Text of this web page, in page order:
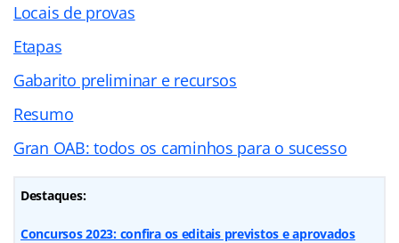
Locais de provas
Etapas
Gabarito preliminar e recursos
Resumo
Gran OAB: todos os caminhos para o sucesso
Destaques:
Concursos 2023: confira os editais previstos e aprovados